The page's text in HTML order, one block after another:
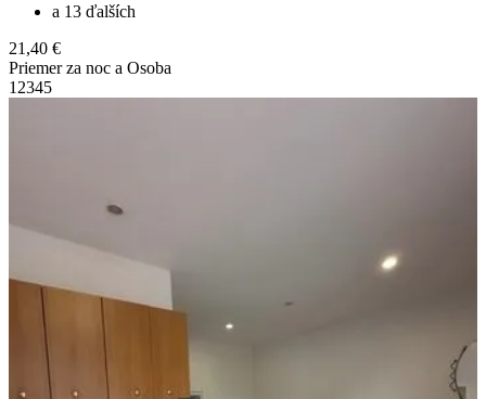
a 13 ďalších
21,40 €
Priemer za noc a Osoba
1 2345